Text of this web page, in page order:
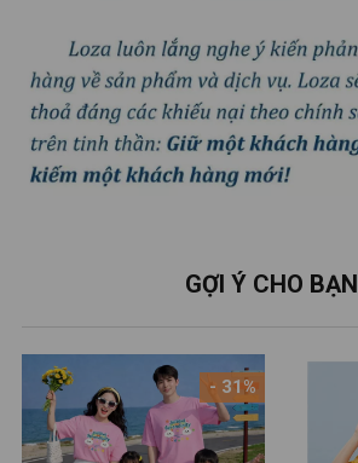
GỢI Ý CHO BẠN
- 31%